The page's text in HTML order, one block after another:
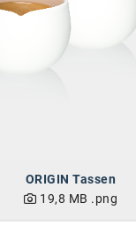
ORIGIN Tassen
19,8 MB .png